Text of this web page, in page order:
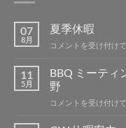
07
8月
夏季休暇
夏
休
暇
は
コメントを受け付け
11
5月
BBQ ミーテ
野
BBQ
ー
コメントを受け付け